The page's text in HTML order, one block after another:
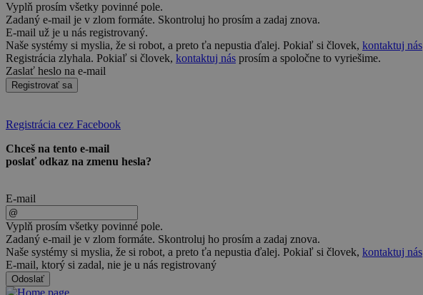
Vyplň prosím všetky povinné pole.
Zadaný e-mail je v zlom formáte. Skontroluj ho prosím a zadaj znova.
E-mail už je u nás registrovaný.
Naše systémy si myslia, že si robot, a preto ťa nepustia ďalej. Pokiaľ si človek, kontaktuj nás
Registrácia zlyhala. Pokiaľ si človek, kontaktuj nás prosím a spoločne to vyriešime.
Zaslať heslo na e-mail
Registrovať sa
Registrácia cez Facebook
Chceš na tento e-mail
poslať odkaz na zmenu hesla?
E-mail
Vyplň prosím všetky povinné pole.
Zadaný e-mail je v zlom formáte. Skontroluj ho prosím a zadaj znova.
Naše systémy si myslia, že si robot, a preto ťa nepustia ďalej. Pokiaľ si človek, kontaktuj nás
E-mail, ktorý si zadal, nie je u nás registrovaný
Odoslať